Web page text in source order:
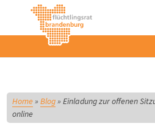
Home»Blog»Einladung zur offenen
online